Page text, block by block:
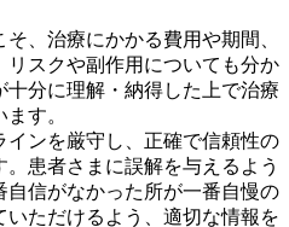
、治療にかかる費用や期間、
スクや副作用についても分か
十分に理解・納得した上で治療
す。
ンを厳守し、正確で信頼性の
患者さまに誤解を与えるよう
信がなかった所が一番自慢の
ただけるよう、適切な情報を